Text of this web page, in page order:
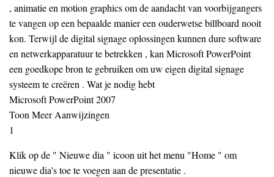
, animatie en motion graphics om de aandacht van voorbijgangers
te vangen op een bepaalde manier een ouderwetse billboard nooit
kon. Terwijl de digital signage oplossingen kunnen dure software
en netwerkapparatuur te betrekken , kan Microsoft PowerPoint
een goedkope bron te gebruiken om uw eigen digital signage
systeem te creëren . Wat je nodig hebt
Microsoft PowerPoint 2007
Toon Meer Aanwijzingen
1
Klik op de " Nieuwe dia " icoon uit het menu "Home " om
nieuwe dia's toe te voegen aan de presentatie .